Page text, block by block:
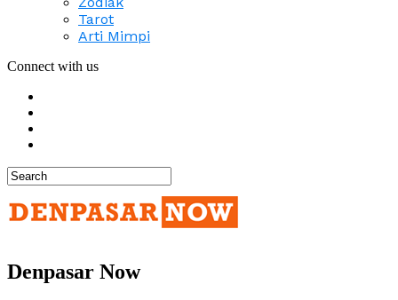
Tarot
Arti Mimpi
Connect with us
Denpasar Now